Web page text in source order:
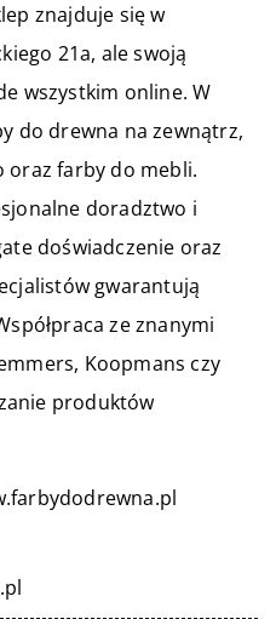
znajduje się w
21a, ale swoją
wszystkim online. W
do drewna na zewnątrz,
oraz farby do mebli.
doradztwo i
doświadczenie oraz
gwarantują
ze znanymi
Koopmans czy
produktów